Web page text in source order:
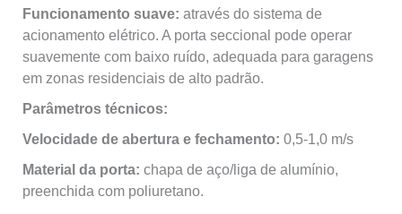
Funcionamento suave: através do sistema de
acionamento elétrico. A porta seccional pode operar
suavemente com baixo ruído, adequada para garagens
em zonas residenciais de alto padrão.
Parâmetros técnicos:
Velocidade de abertura e fechamento: 0,5-1,0 m/s
Material da porta: chapa de aço/liga de alumínio,
preenchida com poliuretano.